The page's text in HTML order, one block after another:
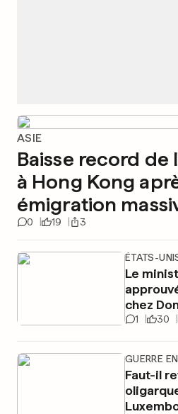
ASIE
Baisse record
à Hong Kong
émigration
0 19 3
ÉTATS-
Le
chez
1 30
GUERRE
Faut-il